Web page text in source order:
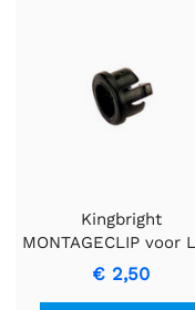
Kingbright
MONTAGECLIP voor
3mm - Naadloze
Installatie en
€ 2,50